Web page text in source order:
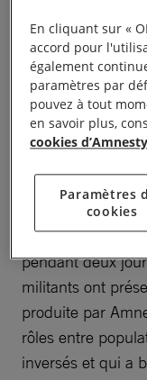
Bus I Welcome
Plusieurs
qu’Amnesty
uniquement des
la protection des
C’est ensuite à
pendant deux
militants ont
produite par
rôles entre
inversés et qui a
En cliquant sur «
accord pour
également
paramètres par
pouvez à tout
en savoir plus,
cookies
Paramètres
cookies